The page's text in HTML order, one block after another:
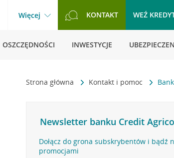
Więcej KONTAKT WEŹ
OSZCZĘDNOŚCI INWESTYCJE
Strona główna Kontakt i pomoc
Newsletter banku Credit
Dołącz do grona subskrybentów i bądź
promocjami